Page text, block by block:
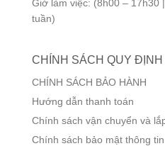
Giờ làm việc: (8h00 – 17h30
tuần)
CHÍNH SÁCH QUY ĐỊNH
CHÍNH SÁCH BẢO HÀNH
Hướng dẫn thanh toán
Chính sách vận chuyển và
Chính sách bảo mật thông tin